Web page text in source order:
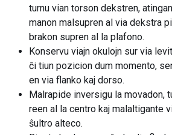
turnu vian torson dekstren,
manon malsupren al via dekstra
brakon supren al la plafono.
Konservu viajn okulojn sur via
ĉi tiun pozicion dum momento,
en via flanko kaj dorso.
Malrapide inversigu la movadon,
reen al la centro kaj malaltigante
ŝultro alteco.